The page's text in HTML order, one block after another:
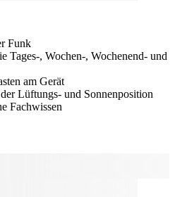
Funk
Tages-, Wochen-, Wochenend- und
am Gerät
Lüftungs- und Sonnenposition
Fachwissen